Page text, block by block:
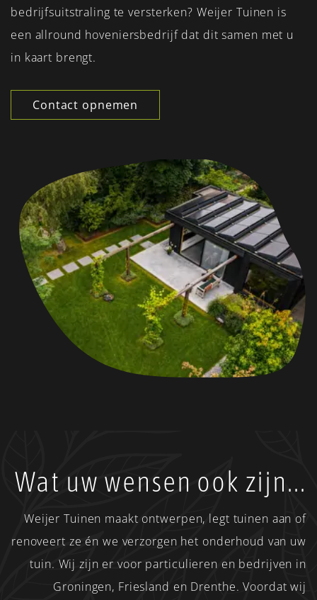
bedrijfsuitstraling te versterken? Weijer Tuinen is
een allround hoveniersbedrijf dat dit samen met u
in kaart brengt.
Contact opnemen
Wat uw wensen ook zijn...
Weijer Tuinen maakt ontwerpen, legt tuinen aan of
renoveert ze én we verzorgen het onderhoud van uw
tuin. Wij zijn er voor particulieren en bedrijven in
Groningen, Friesland en Drenthe. Voordat wij